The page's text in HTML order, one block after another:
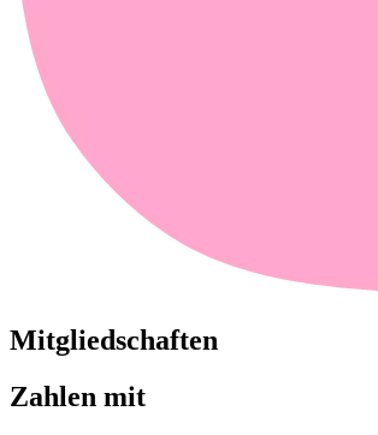
Mitgliedschaften
Zahlen mit